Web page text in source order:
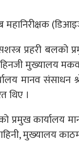
महानिरीक्षक
प्रहरी बलको
मुख्यालय
मानव संसाधन
थिए ।
प्रमुख कार्यालय
मुख्‍यालय